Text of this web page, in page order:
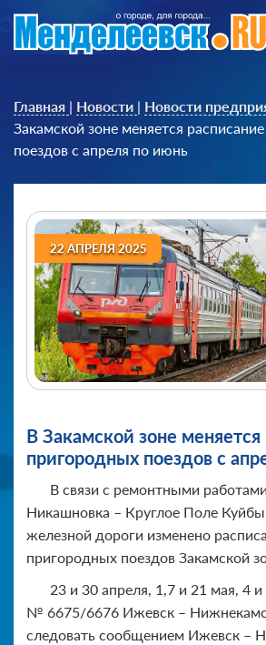
Главная | Новости | Новости
Закамской зоне меняется
поездов с апреля по июнь
22 АПРЕЛЯ 2025
В Закамской зоне меняется
пригородных поездов с
В связи с ремонтными
Никашновка – Круглое Поле
железной дороги изменено
пригородных поездов Закамской
23 и 30 апреля, 1,7 и 21 мая, 4
№ 6675/6676 Ижевск –
следовать сообщением Ижевск –